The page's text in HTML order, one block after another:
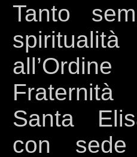
Tanto
Santa
con